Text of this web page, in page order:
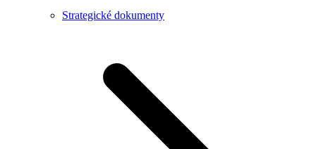
Strategické dokumenty